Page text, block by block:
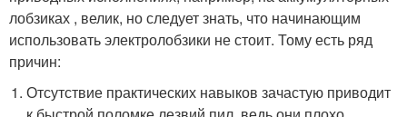
лобзиках , велик, но следует знать, что начинающим
использовать электролобзики не стоит. Тому есть ряд
причин:
Отсутствие практических навыков зачастую приводит